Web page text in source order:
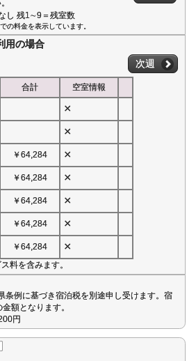
し 残1∼9＝残室数
の料金を表示しています。
用の場合
次週
合計 空室情報
×
×
￥64,284 ×
￥64,284 ×
￥64,284 ×
￥64,284 ×
￥64,284 ×
料を含みます。
条例に基づき宿泊税を別途申し受けます。宿
額となります。
円